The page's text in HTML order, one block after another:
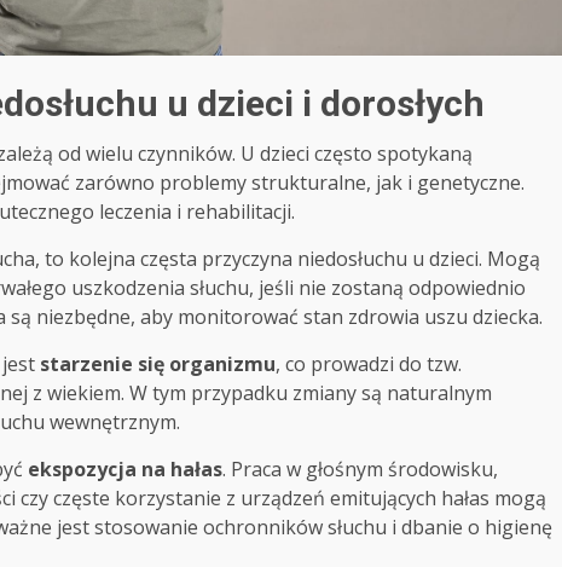
u dzieci i dorosłych
od wielu czynników. U dzieci często spotykaną
zarówno problemy strukturalne, jak i genetyczne.
leczenia i rehabilitacji.
to kolejna częsta przyczyna niedosłuchu u dzieci. Mogą
uszkodzenia słuchu, jeśli nie zostaną odpowiednio
niezbędne, aby monitorować stan zdrowia uszu dziecka.
starzenie się organizmu, co prowadzi do tzw.
z wiekiem. W tym przypadku zmiany są naturalnym
wewnętrznym.
ekspozycja na hałas. Praca w głośnym środowisku,
czy częste korzystanie z urządzeń emitujących hałas mogą
jest stosowanie ochronników słuchu i dbanie o higienę